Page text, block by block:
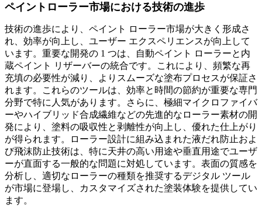
ペイントローラー市場における技術の進歩
技術の進歩により、ペイント ローラー市場が大きく形成さ
れ、効率が向上し、ユーザー エクスペリエンスが向上して
います。重要な開発の 1 つは、自動ペイント ローラーと内
蔵ペイント リザーバーの統合です。これにより、頻繁な再
充填の必要性が減り、よりスムーズな塗布プロセスが保証さ
れます。これらのツールは、効率と時間の節約が重要な専門
分野で特に人気があります。さらに、極細マイクロファイバ
ーやハイブリッド合成繊維などの先進的なローラー素材の開
発により、塗料の吸収性と剥離性が向上し、優れた仕上がり
が得られます。ローラー設計に組み込まれた液だれ防止およ
び飛沫防止技術は、特に天井の高い用途や垂直用途でユーザ
ーが直面する一般的な問題に対処しています。表面の質感を
分析し、適切なローラーの種類を推奨するデジタル ツール
が市場に登場し、カスタマイズされた塗装体験を提供してい
ます。